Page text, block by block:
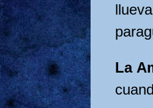
La